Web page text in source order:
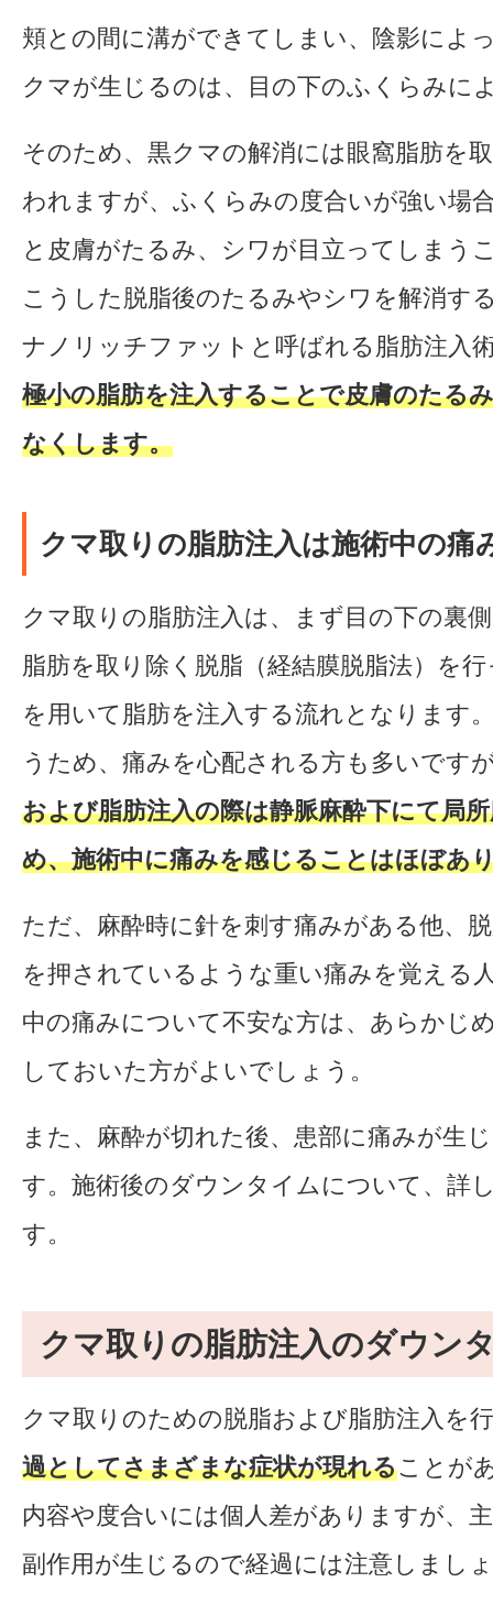
頬との間に溝ができてしまい、陰影によ
クマが生じるのは、目の下のふくらみに
そのため、黒クマの解消には眼窩脂肪を
われますが、ふくらみの度合いが強い場
と皮膚がたるみ、シワが目立ってしまう
こうした脱脂後のたるみやシワを解消す
ナノリッチファットと呼ばれる脂肪注入
極小の脂肪を注入することで皮膚のたる
なくします。
クマ取りの脂肪注入は施術中の痛
クマ取りの脂肪注入は、まず目の下の裏
脂肪を取り除く脱脂（経結膜脱脂法）を
を用いて脂肪を注入する流れとなります
うため、痛みを心配される方も多いです
および脂肪注入の際は静脈麻酔下にて局
め、施術中に痛みを感じることはほぼあ
ただ、麻酔時に針を刺す痛みがある他、
を押されているような重い痛みを覚える
中の痛みについて不安な方は、あらかじ
しておいた方がよいでしょう。
また、麻酔が切れた後、患部に痛みが生
す。施術後のダウンタイムについて、詳
す。
クマ取りの脂肪注入のダウン
クマ取りのための脱脂および脂肪注入を
過としてさまざまな症状が現れることが
内容や度合いには個人差がありますが、
副作用が生じるので経過には注意しまし